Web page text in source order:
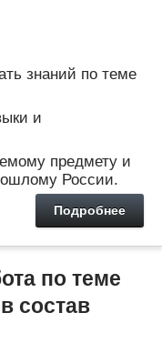
знаний по теме
и
предмету и
России.
Подробнее
по теме
состав